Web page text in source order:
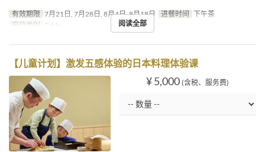
有效期限 7月21日, 7月28日, 8月4日, 8月18日 进餐时间 下午茶
座位类别 Table 阅读全部
【儿童计划】激发五感体验的日本料理体验课
¥ 5,000 (含税、服务费)